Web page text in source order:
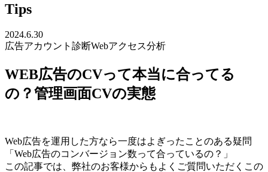
Tips
2024.6.30
広告アカウント診断Webアクセス分析
WEB広告のCVって本当に合ってる
の？管理画面CVの実態
Web広告を運用した方なら一度はよぎったことのある疑問
「Web広告のコンバージョン数って合っているの？」
この記事では、弊社のお客様からもよくご質問いただくこの